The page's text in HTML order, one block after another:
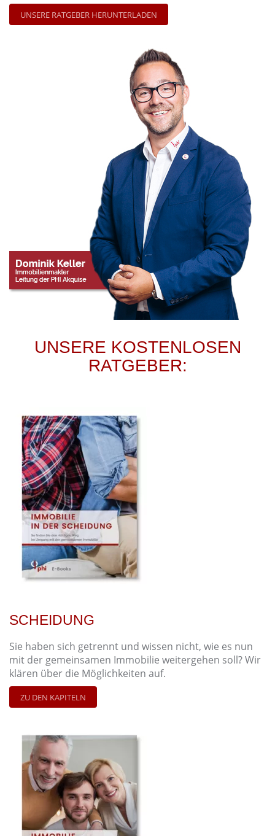
UNSERE RATGEBER HERUNTERLADEN
UNSERE KOSTENLOSEN
RATGEBER:
SCHEIDUNG
Sie haben sich getrennt und wissen nicht, wie es nun
mit der gemeinsamen Immobilie weitergehen soll? Wir
klären über die Möglichkeiten auf.
ZU DEN KAPITELN